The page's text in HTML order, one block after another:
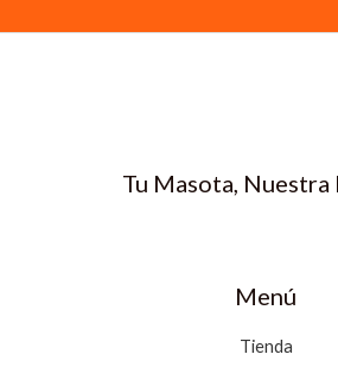
Tu Masota, Nuestra
Menú
Tienda